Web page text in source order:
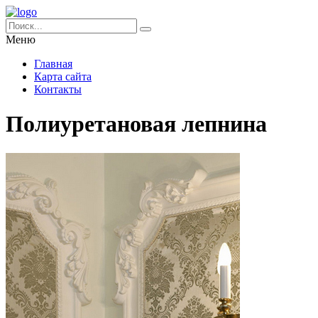
Меню
Главная
Карта сайта
Контакты
Полиуретановая лепнина